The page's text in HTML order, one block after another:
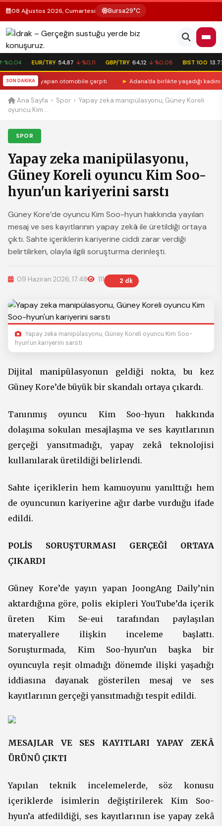
08 Ağustos 2026, Cumartesi Bursa29°C
EUR/TRY 54,87 ↓ %0,11 GBP/TRY 64,12 ↓ %0,08 BIST 100
SON DAKİKA
fren yapan otomobile çarptı Adana'da birlikte yaşadığı kadını
Ana Sayfa › Spor › Yapay zeka manipülasyonu, Güney Koreli
oyuncu Kim ...
SPOR
Yapay zeka manipülasyonu,
Güney Koreli oyuncu Kim Soo-
hyun'un kariyerini sarstı
Güney Kore’de oyuncu Kim Soo-hyun hakkında yayılan
mesaj ve ses kayıtlarının yapay zekâ ile üretildiği ortaya
çıktı. Sahte içeriklerin kariyerine ciddi zarar verdiği
belirtilirken, olayla ilgili soruşturma derinleşti.
09 Haziran 2026, 17:48 111 2 dk
Yapay zeka manipülasyonu, Güney Koreli oyuncu Kim Soo-
hyun'un kariyerini sarstı
Dijital manipülasyonun geldiği nokta, bu kez
Güney Kore’de büyük bir skandalı ortaya çıkardı.
Tanınmış oyuncu Kim Soo-hyun hakkında
dolaşıma sokulan mesajlaşma ve ses kayıtlarının
gerçeği yansıtmadığı, yapay zekâ teknolojisi
kullanılarak üretildiği belirlendi.
Sahte içeriklerin hem kamuoyunu yanılttığı hem
de oyuncunun kariyerine ağır darbe vurduğu ifade
edildi.
POLİS SORUŞTURMASI GERÇEĞİ ORTAYA
ÇIKARDI
Güney Kore’de yayın yapan JoongAng Daily’nin
aktardığına göre, polis ekipleri YouTube’da içerik
üreten Kim Se-eui tarafından paylaşılan
materyallere ilişkin inceleme başlattı.
Soruşturmada, Kim Soo-hyun’un başka bir
oyuncuyla reşit olmadığı dönemde ilişki yaşadığı
iddiasına dayanak gösterilen mesaj ve ses
kayıtlarının gerçeği yansıtmadığı tespit edildi.
MESAJLAR VE SES KAYITLARI YAPAY ZEKÂ
ÜRÜNÜ ÇIKTI
Yapılan teknik incelemelerde, söz konusu
içeriklerde isimlerin değiştirilerek Kim Soo-
hyun’a atfedildiği, ses kayıtlarının ise yapay zekâ